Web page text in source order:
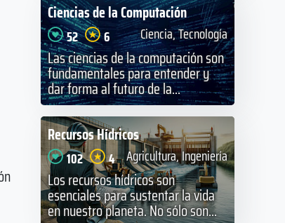
Ciencias de la Computación
52 6 Ciencia, Tecnología
Las ciencias de la computación son
fundamentales para entender y
dar forma al futuro de la...
Recursos Hídricos
102 4 Agricultura, Ingeniería
Los recursos hídricos son
esenciales para sustentar la vida
en nuestro planeta. No sólo son...